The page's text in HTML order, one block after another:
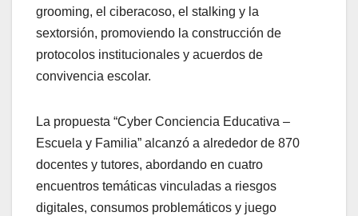
grooming, el ciberacoso, el stalking y la
sextorsión, promoviendo la construcción de
protocolos institucionales y acuerdos de
convivencia escolar.
La propuesta “Cyber Conciencia Educativa –
Escuela y Familia” alcanzó a alrededor de 870
docentes y tutores, abordando en cuatro
encuentros temáticas vinculadas a riesgos
digitales, consumos problemáticos y juego